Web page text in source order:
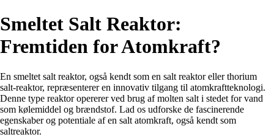
Smeltet Salt Reaktor:
Fremtiden for Atomkraft?
En smeltet salt reaktor, også kendt som en salt reaktor eller thorium
salt-reaktor, repræsenterer en innovativ tilgang til atomkraftteknologi.
Denne type reaktor opererer ved brug af molten salt i stedet for vand
som kølemiddel og brændstof. Lad os udforske de fascinerende
egenskaber og potentiale af en salt atomkraft, også kendt som
saltreaktor.